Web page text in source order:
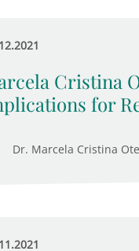
Cristina
for
Dr. Marcela Cristina